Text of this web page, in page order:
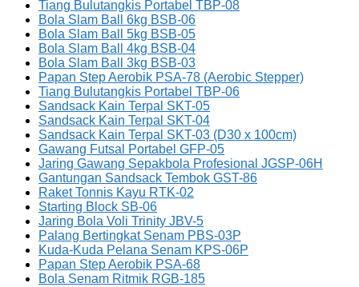
Tiang Bulutangkis Portabel TBP-08
Bola Slam Ball 6kg BSB-06
Bola Slam Ball 5kg BSB-05
Bola Slam Ball 4kg BSB-04
Bola Slam Ball 3kg BSB-03
Papan Step Aerobik PSA-78 (Aerobic Stepper)
Tiang Bulutangkis Portabel TBP-06
Sandsack Kain Terpal SKT-05
Sandsack Kain Terpal SKT-04
Sandsack Kain Terpal SKT-03 (D30 x 100cm)
Gawang Futsal Portabel GFP-05
Jaring Gawang Sepakbola Profesional JGSP-06H
Gantungan Sandsack Tembok GST-86
Raket Tonnis Kayu RTK-02
Starting Block SB-06
Jaring Bola Voli Trinity JBV-5
Palang Bertingkat Senam PBS-03P
Kuda-Kuda Pelana Senam KPS-06P
Papan Step Aerobik PSA-68
Bola Senam Ritmik RGB-185